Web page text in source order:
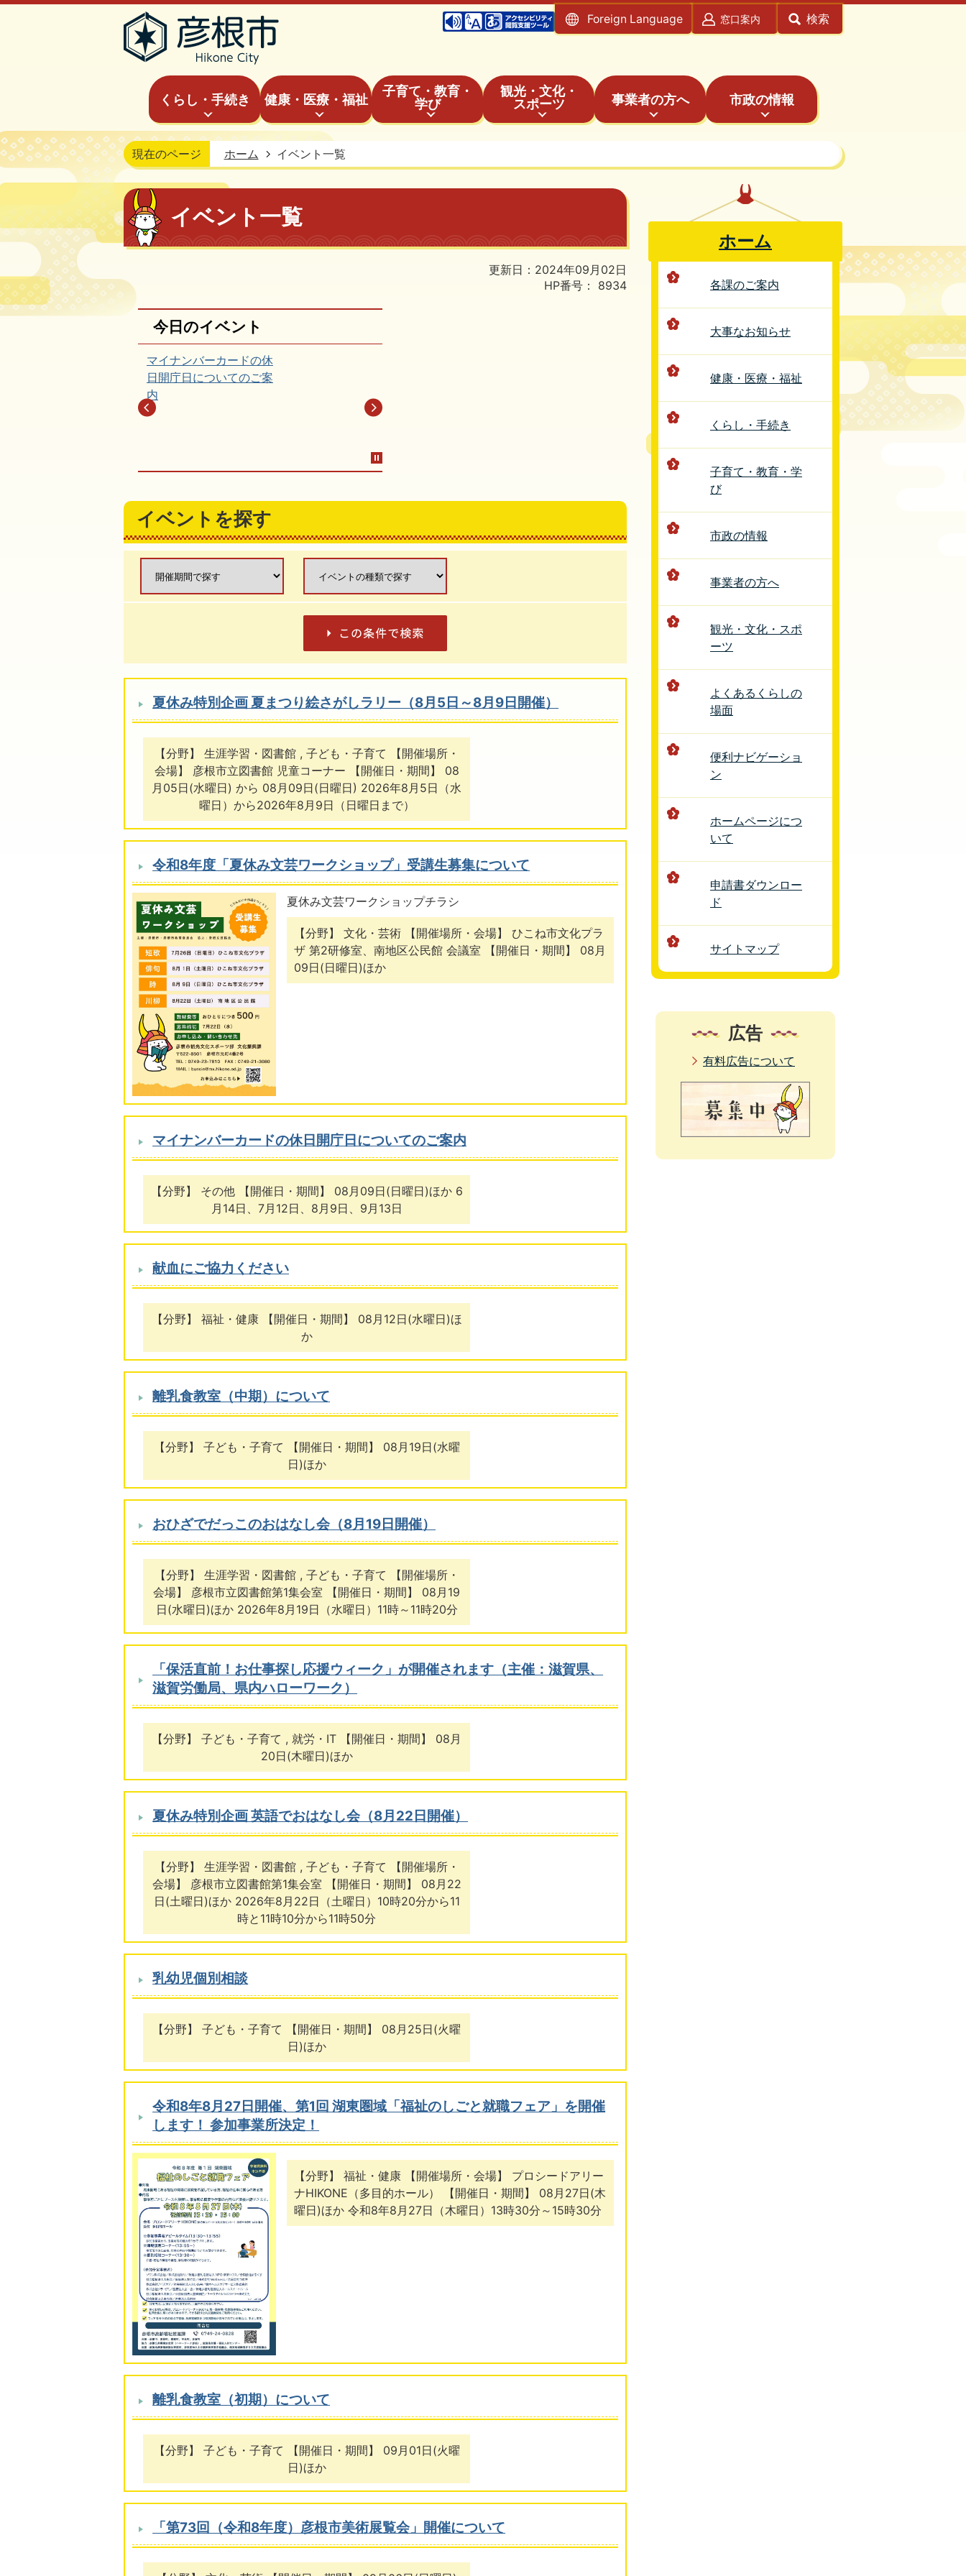
Foreign Language 窓口案内 検索
くらし・手続き 健康・医療・福祉
子育て・教育・
学び
観光・文化・
スポーツ
事業者の方へ 市政の情報
現在のページ ホーム イベント一覧
イベント一覧
更新日：2024年09月02日
HP番号：
8934
今日のイベント
令和8年度「夏休み文芸
ワークショップ」受講生
マイナンバーカードの休
日開庁日についてのご案
イベントを探す
夏休み特別企画 夏まつり絵さがしラリー（8月5日～8月9日開催）
【分野】 生涯学習・図書館 , 子ども・子育て 【開催場所・
会場】 彦根市立図書館 児童コーナー 【開催日・期間】 08
月05日(水曜日) から 08月09日(日曜日) 2026年8月5日（水
曜日）から2026年8月9日（日曜日まで）
令和8年度「夏休み文芸ワークショップ」受講生募集について
夏休み文芸ワークショップチラシ
【分野】 文化・芸術 【開催場所・会場】 ひこね市文化プラ
ザ 第2研修室、南地区公民館 会議室 【開催日・期間】 08月
09日(日曜日)ほか
マイナンバーカードの休日開庁日についてのご案内
【分野】 その他 【開催日・期間】 08月09日(日曜日)ほか 6
月14日、7月12日、8月9日、9月13日
献血にご協力ください
【分野】 福祉・健康 【開催日・期間】
離乳食教室（中期）について
【分野】 子ども・子育て 【開催日・期間】 08月19日(水曜
日)ほか
おひざでだっこのおはなし会（8月19日開催）
【分野】 生涯学習・図書館 , 子ども・子育て 【開催場所・
会場】 彦根市立図書館第1集会室 【開催日・期間】 08月19
日(水曜日)ほか 2026年8月19日（水曜日）11時～11時20分
「保活直前！お仕事探し応援ウィーク」が開催されます（主催：滋賀県、
滋賀労働局、県内ハローワーク）
【分野】 子ども・子育て , 就労・IT 【開催日・期間】 08月
20日(木曜日)ほか
夏休み特別企画 英語でおはなし会（8月22日開催）
【分野】 生涯学習・図書館 , 子ども・子育て 【開催場所・
会場】 彦根市立図書館第1集会室 【開催日・期間】 08月22
日(土曜日)ほか 2026年8月22日（土曜日）10時20分から11
時と11時10分から11時50分
乳幼児個別相談
【分野】 子ども・子育て 【開催日・期間】 08月25日(火曜
日)ほか
令和8年8月27日開催、第1回 湖東圏域「福祉のしごと就職フェア」を開催
します！ 参加事業所決定！
【分野】 福祉・健康 【開催場所・会場】 プロシードアリー
ナHIKONE（多目的ホール） 【開催日・期間】 08月27日(木
曜日)ほか 令和8年8月27日（木曜日）13時30分～15時30分
離乳食教室（初期）について
【分野】 子ども・子育て 【開催日・期間】 09月01日(火曜
日)ほか
「第73回（令和8年度）彦根市美術展覧会」開催について
ホーム
各課のご案内
大事なお知らせ
健康・医療・福祉
くらし・手続き
子育て・教育・学
び
市政の情報
事業者の方へ
観光・文化・スポ
ーツ
よくあるくらしの
場面
便利ナビゲーショ
ン
ホームページにつ
いて
申請書ダウンロー
ド
サイトマップ
広告
有料広告について